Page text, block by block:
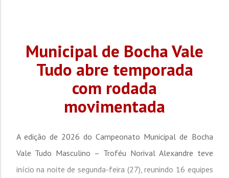
Municipal de Bocha Vale
Tudo abre temporada
com rodada
movimentada
A edição de 2026 do Campeonato Municipal de Bocha
Vale Tudo Masculino – Troféu Norival Alexandre teve
início na noite de segunda-feira (27), reunindo 16 equipes